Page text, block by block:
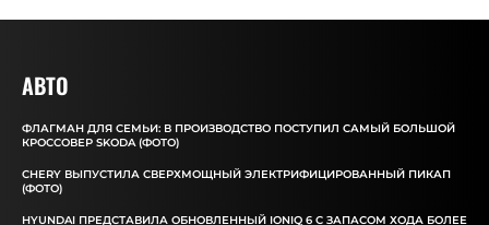
АВТО
ФЛАГМАН ДЛЯ СЕМЬИ: В ПРОИЗВОДСТВО ПОСТУПИЛ САМЫЙ БОЛЬШОЙ
КРОССОВЕР SKODA (ФОТО)
CHERY ВЫПУСТИЛА СВЕРХМОЩНЫЙ ЭЛЕКТРИФИЦИРОВАННЫЙ ПИКАП
(ФОТО)
HYUNDAI ПРЕДСТАВИЛА ОБНОВЛЕННЫЙ IONIQ 6 С ЗАПАСОМ ХОДА БОЛЕЕ